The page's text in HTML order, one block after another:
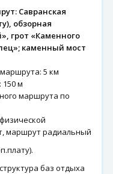
Савранская
обзорная
грот «Каменного
каменный мост
5 км
м
маршрута по
маршрут радиальный
баз отдыха